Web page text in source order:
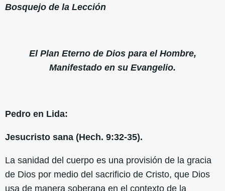
Bosquejo de la Lección
El Plan Eterno de Dios para el Hombre,
Manifestado en su Evangelio.
Pedro en Lida:
Jesucristo sana (Hech. 9:32-35).
La sanidad del cuerpo es una provisión de la gracia
de Dios por medio del sacrificio de Cristo, que Dios
usa de manera soberana en el contexto de la